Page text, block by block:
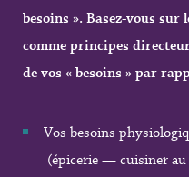
besoins ». Basez-vous
comme principes
de vos « besoins » par
Vos besoins
(épicerie — cuisiner